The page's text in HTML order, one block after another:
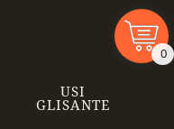
0
USI
GLISANTE